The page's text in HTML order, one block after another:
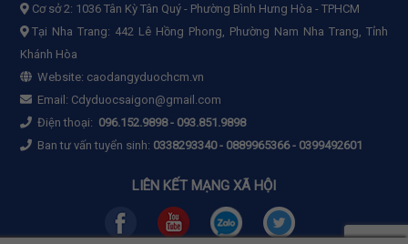
Cơ sở 2: 1036 Tân Kỳ Tân Quý - Phường Bình Hưng Hòa - TPHCM
Tại Nha Trang: 442 Lê Hồng Phong, Phường Nam Nha Trang, Tỉnh
Khánh Hòa
Website: caodangyduochcm.vn
Email: Cdyduocsaigon@gmail.com
Điện thoại: 096.152.9898- 093.851.9898
Ban tư vấn tuyển sinh: 0338293340 - 0889965366 - 0399492601
LIÊN KẾT MẠNG XÃ HỘI